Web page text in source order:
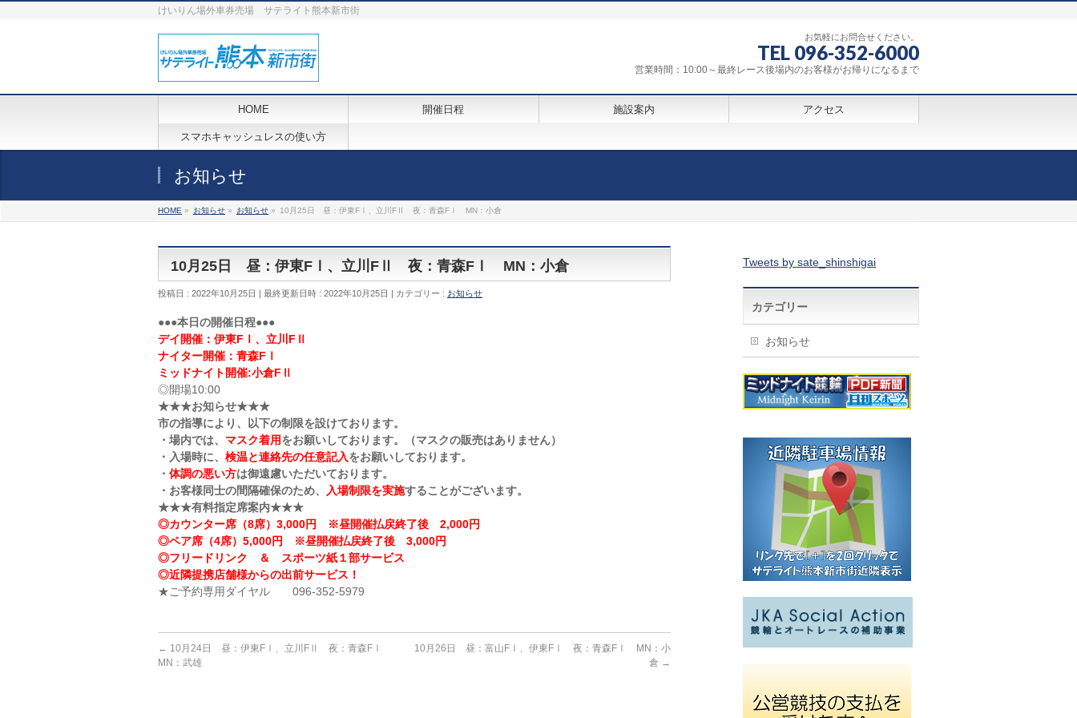
けいりん場外車券売場 サテライト熊本新市街
お気軽にお問合せください。
TEL 096-352-6000
営業時間：10:00～最終レース後場内のお客様がお帰りになるまで
HOME 開催日程 施設案内 アクセス
スマホキャッシュレスの使い方
お知らせ
HOME » お知らせ » お知らせ » 10月25日 昼：伊東FⅠ、立川FⅡ 夜：青森FⅠ MN：小倉
10月25日 昼：伊東FⅠ、立川FⅡ 夜：青森FⅠ MN：小倉
投稿日 : 2022年10月25日 最終更新日時 : 2022年10月25日 カテゴリー : お知らせ
●●●本日の開催日程●●●
デイ開催：伊東FⅠ、立川FⅡ
ナイター開催：青森FⅠ
ミッドナイト開催:小倉FⅡ
◎開場10:00
★★★お知らせ★★★
市の指導により、以下の制限を設けております。
・場内では、 マスク着用をお願いしております。（マスクの販売はありません）
・入場時に、 検温と連絡先の任意記入をお願いしております。
・ 体調の悪い方は御遠慮いただいております。
・お客様同士の間隔確保のため、
入場制限を実施することがございます。
★★★有料指定席案内★★★
◎カウンター席（8席）3,000円 ※昼開催払戻終了後 2,000円
◎ペア席（4席）5,000円 ※昼開催払戻終了後 3,000円
◎フリードリンク ＆ スポーツ紙１部サービス
◎近隣提携店舗様からの出前サービス！
★ご予約専用ダイヤル 096-352-5979
← 10月24日 昼：伊東FⅠ、立川FⅡ 夜：青森FⅠ
MN：武雄
10月26日 昼：富山FⅠ、伊東FⅠ 夜：青森FⅠ MN：小
倉 →
Tweets by sate_shinshigai
カテゴリー
お知らせ